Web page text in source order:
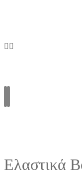
Ελαστικά